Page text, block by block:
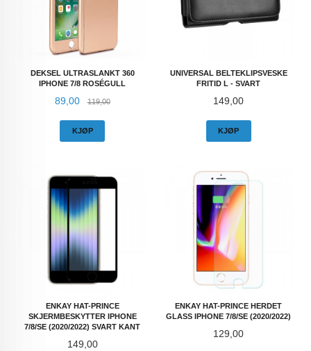
DEKSEL ULTRASLANKT 360
IPHONE 7/8 ROSÉGULL
Tilbud
89,00 119,00Rabatt
KJØP
UNIVERSAL BELTEKLIPSVESKE
FRITID L - SVART
Pris
149,00
KJØP
ENKAY HAT-PRINCE
SKJERMBESKYTTER IPHONE
7/8/SE (2020/2022) SVART KANT
Pris
149,00
ENKAY HAT-PRINCE HERDET
GLASS IPHONE 7/8/SE (2020/2022)
Pris
129,00